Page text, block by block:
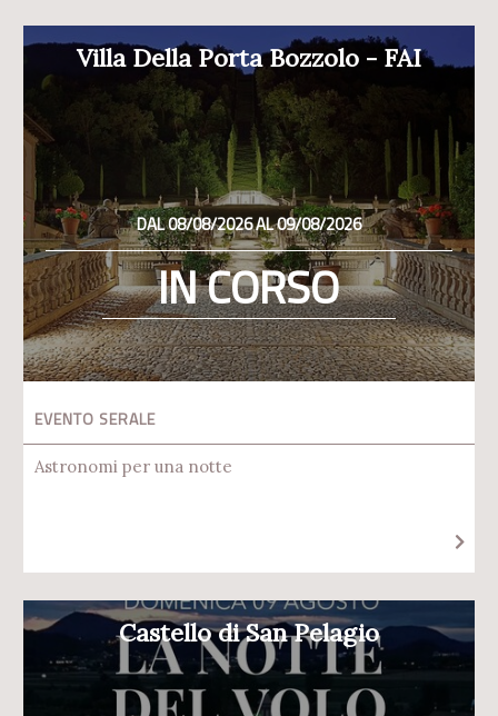
Villa Della Porta Bozzolo - FAI
DAL 08/08/2026 AL 09/08/2026
IN CORSO
EVENTO SERALE
Astronomi per una notte
Castello di San Pelagio